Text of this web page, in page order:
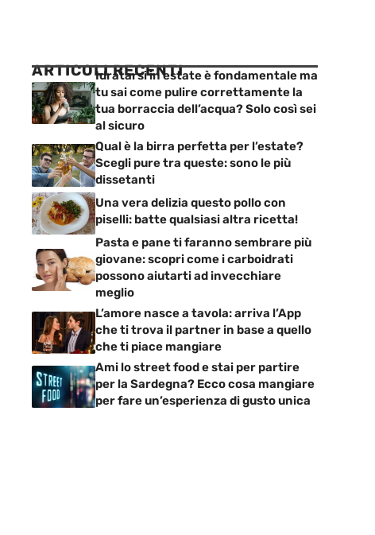
ARTICOLI RECENTI
Idratarsi in estate è fondamentale ma
tu sai come pulire correttamente la
tua borraccia dell’acqua? Solo così sei
al sicuro
Qual è la birra perfetta per l’estate?
Scegli pure tra queste: sono le più
dissetanti
Una vera delizia questo pollo con
piselli: batte qualsiasi altra ricetta!
Pasta e pane ti faranno sembrare più
giovane: scopri come i carboidrati
possono aiutarti ad invecchiare
meglio
L’amore nasce a tavola: arriva l’App
che ti trova il partner in base a quello
che ti piace mangiare
Ami lo street food e stai per partire
per la Sardegna? Ecco cosa mangiare
per fare un’esperienza di gusto unica